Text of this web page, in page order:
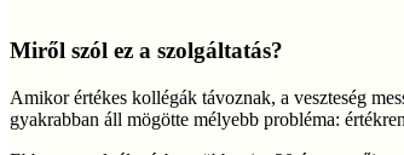
Miről szól ez a szolgáltatás?
Amikor értékes kollégák távoznak, a veszteség
gyakrabban áll mögötte mélyebb probléma: